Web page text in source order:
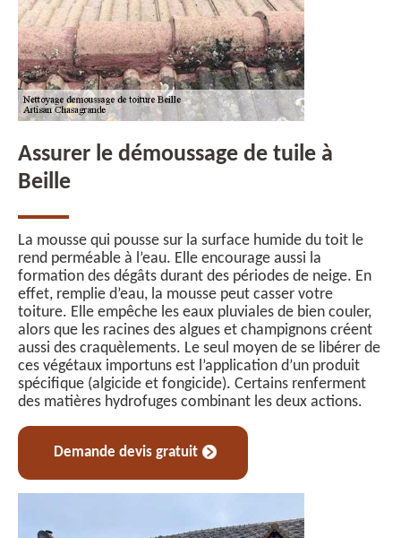
Assurer le démoussage de tuile à
Beille
La mousse qui pousse sur la surface humide du toit le
rend perméable à l’eau. Elle encourage aussi la
formation des dégâts durant des périodes de neige. En
effet, remplie d’eau, la mousse peut casser votre
toiture. Elle empêche les eaux pluviales de bien couler,
alors que les racines des algues et champignons créent
aussi des craquèlements. Le seul moyen de se libérer de
ces végétaux importuns est l’application d’un produit
spécifique (algicide et fongicide). Certains renferment
des matières hydrofuges combinant les deux actions.
Demande devis gratuit